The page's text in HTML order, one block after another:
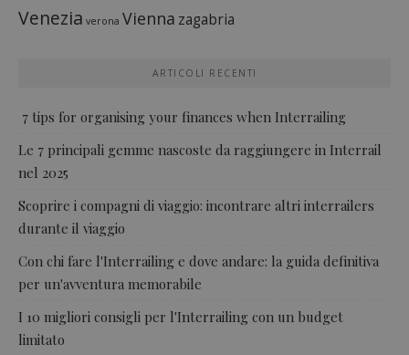
Venezia verona Vienna zagabria
ARTICOLI RECENTI
7 tips for organising your finances when Interrailing
Le 7 principali gemme nascoste da raggiungere in Interrail
nel 2025
Scoprire i compagni di viaggio: incontrare altri interrailers
durante il viaggio
Con chi fare l'Interrailing e dove andare: la guida definitiva
per un'avventura memorabile
I 10 migliori consigli per l'Interrailing con un budget
limitato